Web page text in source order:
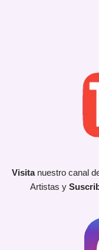
Visita nuestro canal
Artistas y